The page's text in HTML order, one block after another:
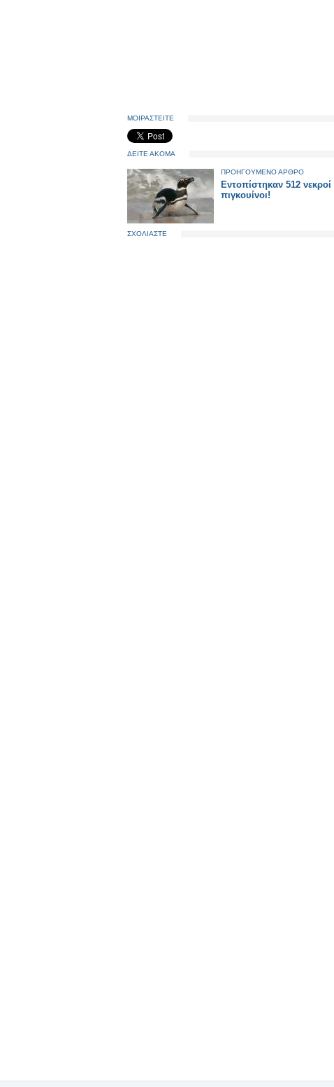
ΜΟΙΡΑΣΤΕΙΤΕ
ΔΕΙΤΕ ΑΚΟΜΑ
ΠΡΟΗΓΟΥΜΕΝΟ ΑΡΘΡΟ
Εντοπίστηκαν 512 νεκροί
πιγκουίνοι!
ΣΧΟΛΙΑΣΤΕ